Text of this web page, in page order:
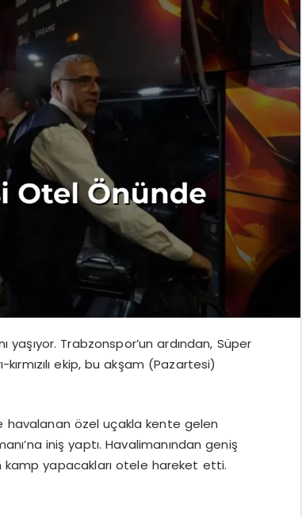
yaşıyor. Trabzonspor’un ardından, Süper
ekip, bu akşam (Pazartesi)
havalanan özel uçakla kente gelen
iniş yaptı. Havalimanından geniş
kamp yapacakları otele hareket etti.